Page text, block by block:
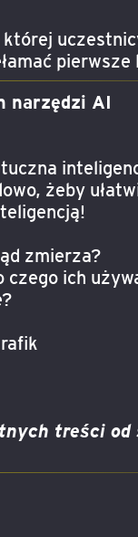
narzędzi AI
żeby
zmierza?
czego ich
treści